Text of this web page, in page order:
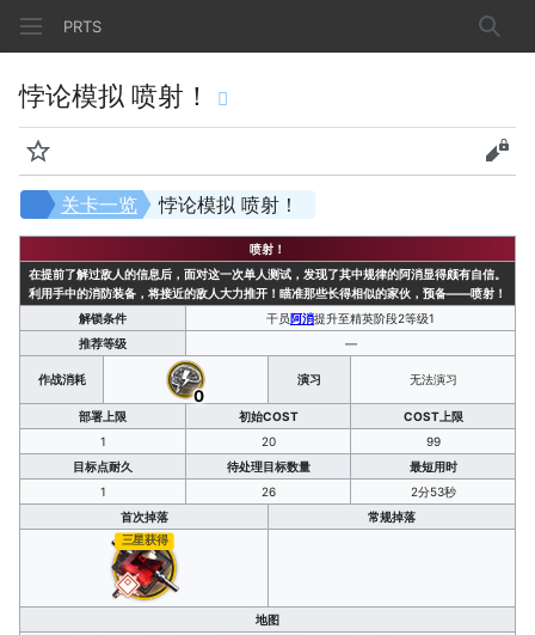
PRTS 搜索
悖论模拟 喷射！
监视 查看
悖论模拟 喷射！
关卡一览
喷射！
在提前了解过敌人的信息后，面对这一次单人测试，发现了其中规律的阿消显得颇有自信。
利用手中的消防装备，将接近的敌人大力推开！瞄准那些长得相似的家伙，预备——喷射！
解锁条件
干员阿消提升至精英阶段2等级1
推荐等级
—
作战消耗
0
演习 无法演习
部署上限 初始COST
COST上限
1
20
99
目标点耐久
待处理目标数量
最短用时
1
26
2分53秒
首次掉落
常规掉落
三星获得
地图